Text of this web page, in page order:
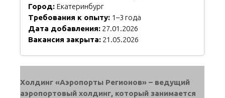
Город: Екатеринбург
Требования к опыту: 1–3 года
Дата добавления: 27.01.2026
Вакансия закрыта: 21.05.2026
Холдинг «Аэропорты Регионов» – ведущий
аэропортовый холдинг, который занимается